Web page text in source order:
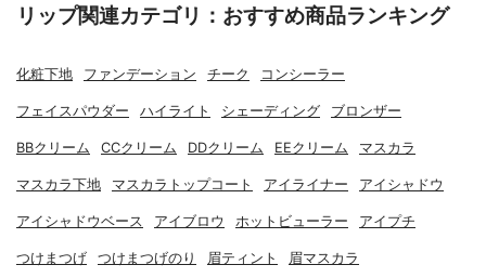
リップ関連カテゴリ：おすすめ商品ランキング
化粧下地 ファンデーション チーク コンシーラー
フェイスパウダー ハイライト シェーディング ブロンザー
BBクリーム CCクリーム DDクリーム EEクリーム マスカラ
マスカラ下地 マスカラトップコート アイライナー アイシャドウ
アイシャドウベース アイブロウ ホットビューラー アイプチ
つけまつげ つけまつげのり 眉ティント 眉マスカラ